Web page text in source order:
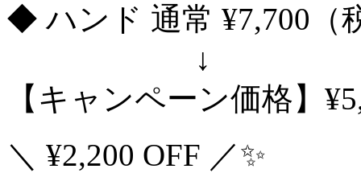
◆ ハンド 通常 ¥7,700（
↓
【キャンペーン価格】
＼ ¥2,200 OFF ／✨